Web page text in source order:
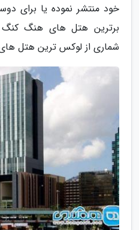
خود منتشر نموده یا برای
برترین هتل های هنگ کنگ
شماری از لوکس ترین هتل